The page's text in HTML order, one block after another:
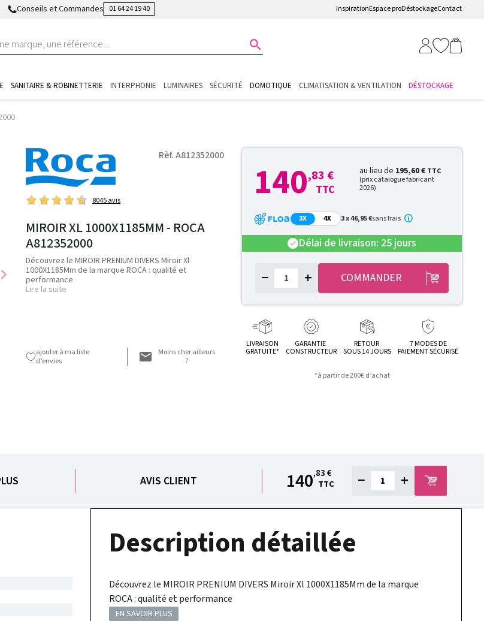
Conseils et Commandes 01 64 24 19 40 InspirationEspace proDéstockageContact

SANITAIRE & ROBINETTERIE INTERPHONIE LUMINAIRES SÉCURITÉ DOMOTIQUE CLIMATISATION & VENTILATION DÉSTOCKAGE
chevron_right
Rèf. A812352000
8045 avis
MIROIR XL 1000X1185MM - ROCA
A812352000
Découvrez le MIROIR PRENIUM DIVERS Miroir Xl
1000X1185Mm de la marque ROCA : qualité et
performance
Lire la suite
ajouter à ma liste
d’envies
Moins cher ailleurs
?
140,83 €
TTC
au lieu de 195,60 € TTC
(prix catalogue fabricant
2026)
3X 4X 3 x 46,95 €sans frais
check Délai de livraison: 25 jours
− + COMMANDER
LIVRAISON
GRATUITE*
GARANTIE
CONSTRUCTEUR
RETOUR
SOUS 14 JOURS
7 MODES DE
PAIEMENT SÉCURISÉ
*à partir de 200€ d’achat
AVIS CLIENT 140,83 €
TTC
− +
Description détaillée
Découvrez le MIROIR PRENIUM DIVERS Miroir Xl 1000X1185Mm de la marque
ROCA : qualité et performance
EN SAVOIR PLUS